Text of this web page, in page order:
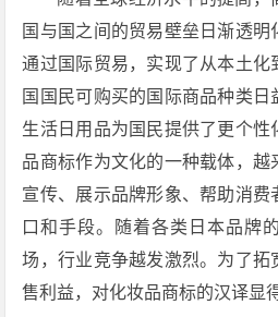
国与国之间的贸易壁垒日渐透
通过国际贸易，实现了从本土
国国民可购买的国际商品种类
生活日用品为国民提供了更个
品商标作为文化的一种载体，越
宣传、展示品牌形象、帮助消费
口和手段。随着各类日本品牌
场，行业竞争越发激烈。为了拓
售利益，对化妆品商标的汉译显